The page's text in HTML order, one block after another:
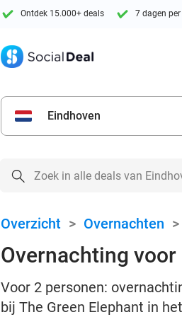
Ontdek 15.000+ deals 7 dagen
Eindhoven
Overzicht > Overnachten >
Overnachting
Voor 2 personen:
bij The Green Elephant in